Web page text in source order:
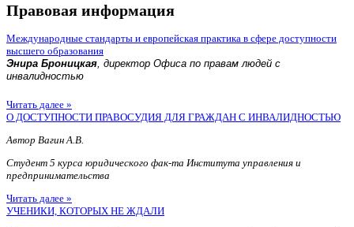
Правовая информация
Международные стандарты и европейская практика в сфере доступности
высшего образования
Энира Броницкая, директор Офиса по правам людей с
инвалидностью
Читать далее »
О ДОСТУПНОСТИ ПРАВОСУДИЯ ДЛЯ ГРАЖДАН С ИНВАЛИДНОСТЬЮ
Автор Вагин А.В.
Студент 5 курса юридического фак-та Института управления и
предпринимательства
Читать далее »
УЧЕНИКИ, КОТОРЫХ НЕ ЖДАЛИ